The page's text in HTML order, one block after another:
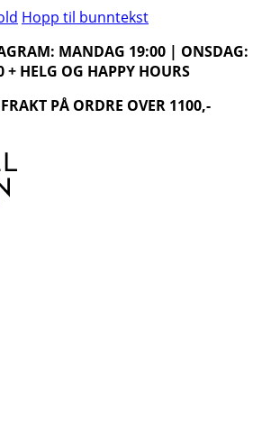
Hopp til bunntekst
MANDAG 19:00 | ONSDAG:
+ HELG OG HAPPY HOURS
PÅ ORDRE OVER 1100,-